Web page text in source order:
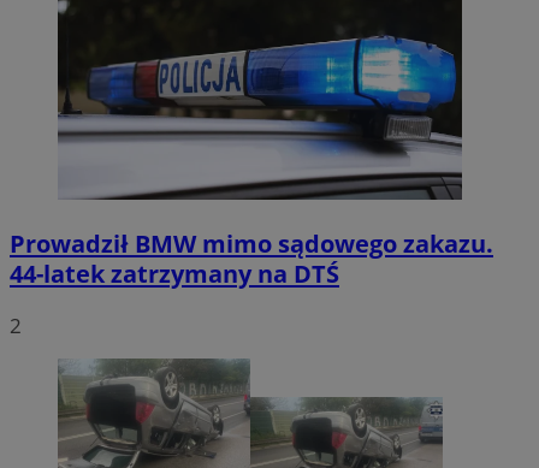
Prowadził BMW mimo sądowego zakazu.
44-latek zatrzymany na DTŚ
2